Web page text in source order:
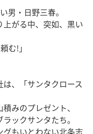
男・日野三春。
がる中、突如、黒い
む!」
、「サンタクロース
みのプレゼント、
ックサンタたち。
もいとわない北条志